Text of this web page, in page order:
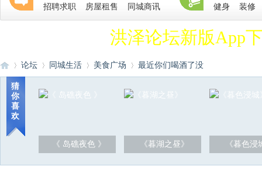
招聘求职
房屋租售 同城商讯
健身
装修
洪泽论坛新版App
»
论坛 同城生活 美食广场 最近你们喝酒了没
猜
你
喜
欢
《 岛礁夜色 》 《暮湖之昼》 《暮色浸